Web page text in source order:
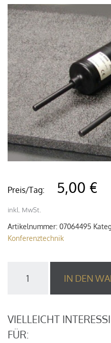
Preis/Tag: 5,00 €
inkl. MwSt.
Artikelnummer: 07064495
Konferenztechnik
Booster-
WMS
470
inkl.
IN DEN
VIELLEICHT
FÜR: